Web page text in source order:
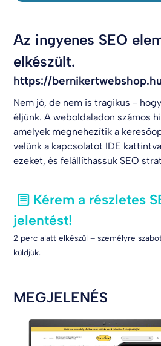
Az ingyenes SEO
elkészült.
https://
Nem jó, de nem is tragikus -
éljünk. A weboldaladon számos
amelyek megnehezítik a
velünk a kapcsolatot IDE kattintva
ezeket, és felállíthassuk SEO
Kérem a részletes
jelentést!
2 perc alatt elkészül – személyre
küldjük.
MEGJELENÉS